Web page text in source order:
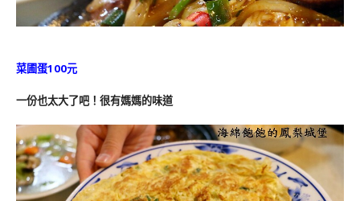
菜圃蛋100元
一份也太大了吧！很有媽媽的味道